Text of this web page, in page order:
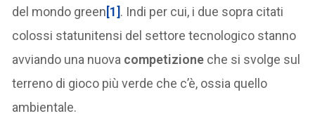
del mondo green[1]. Indi per cui, i due sopra citati
colossi statunitensi del settore tecnologico stanno
avviando una nuova competizione che si svolge sul
terreno di gioco più verde che c’è, ossia quello
ambientale.